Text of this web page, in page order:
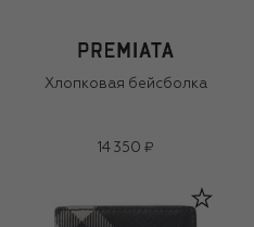
Хлопковая бейсболка
14 350 ₽